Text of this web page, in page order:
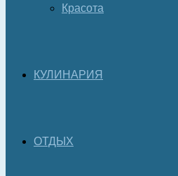
Красота
КУЛИНАРИЯ
ОТДЫХ